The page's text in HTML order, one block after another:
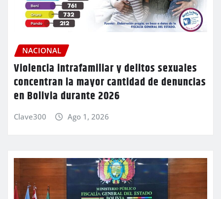
NACIONAL
Violencia intrafamiliar y delitos sexuales
concentran la mayor cantidad de denuncias
en Bolivia durante 2026
Clave300 Ago 1, 2026